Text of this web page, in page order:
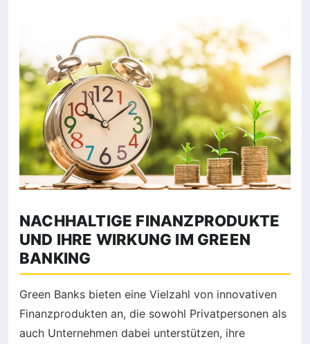
NACHHALTIGE FINANZPRODUKTE
UND IHRE WIRKUNG IM GREEN
BANKING
Green Banks bieten eine Vielzahl von innovativen
Finanzprodukten an, die sowohl Privatpersonen als
auch Unternehmen dabei unterstützen, ihre